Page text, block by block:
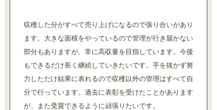
収穫した分がすべて売り上げになるので張り合いがあり
ます。大きな面積をやっているので管理が行き届かない
部分もありますが、常に高収量を目指しています。今後
もできるだけ長く継続していきたいです。手を抜かず努
力しただけ結果に表れるので収穫以外の管理はすべて自
分で行っています。過去に表彰を受けたことがあります
が、また受賞できるように頑張りたいです。